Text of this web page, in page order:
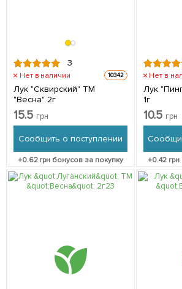
3
Нет в наличии 10342
Лук "Сквирский" ТМ
"Весна" 2г
15.5 грн
Сообщить о поступлении
+0.62грн бонусов за покупку
Нет в
Лук
1г
10.5 грн
+0.42